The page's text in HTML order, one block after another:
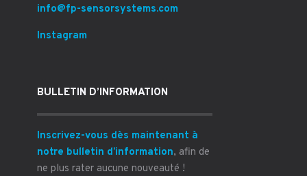
info@fp-sensorsystems.com
Instagram
BULLETIN D’INFORMATION
Inscrivez-vous dès maintenant à
notre bulletin d’information, afin de
ne plus rater aucune nouveauté !